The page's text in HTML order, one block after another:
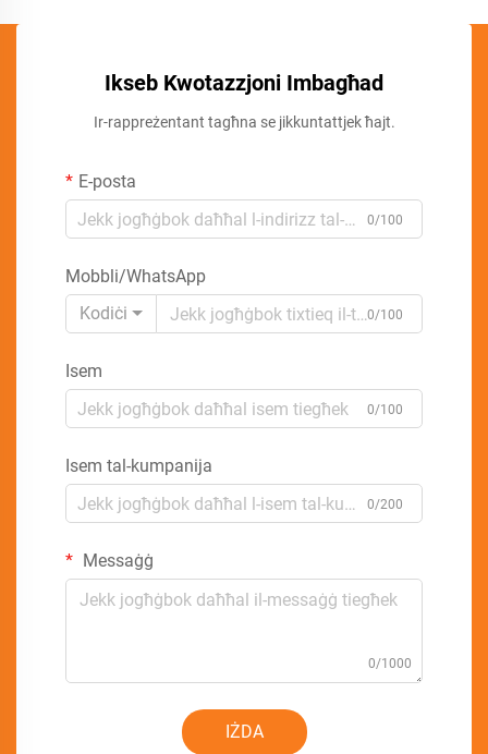
Ikseb Kwotazzjoni Imbagħad
Ir-rappreżentant tagħna se jikkuntattjek ħajt.
E-posta
0/100
Mobbli/WhatsApp
Kodiċi
0/100
Isem
0/100
Isem tal-kumpanija
0/200
Messaġġ
0/1000
IŻDA